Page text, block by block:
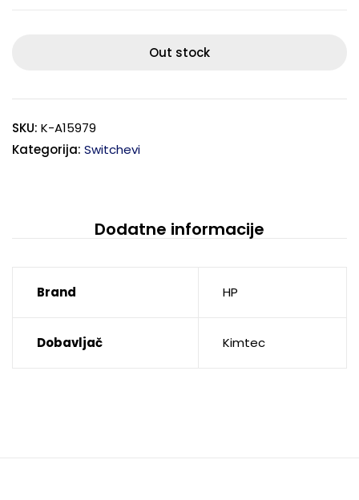
Out stock
SKU: K-A15979
Kategorija: Switchevi
Dodatne informacije
Brand HP
Dobavljač Kimtec